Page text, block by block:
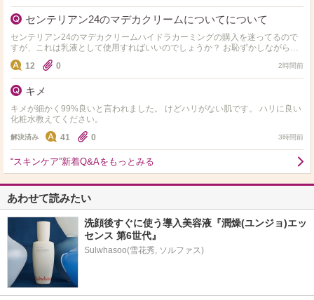
センテリアン24のマデカクリームについてについて
センテリアン24のマデカクリームハイドラカーミングの購入を迷ってるので
すが、これは乳液として使用すればいいのでしょうか？ お恥ずかしながら乳
液とクリームの違いがいまいちわからず、夜などに使用して…
12 0 2時間前
キメ
キメが細かく99%良いと言われました。 けどハリがない肌です。 ハリに良い
化粧水教えてください。
解決済み 41 0 3時間前
“スキンケア”新着Q&Aをもっとみる
あわせて読みたい
洗顔後すぐに使う導入美容液『潤燥(ユンジョ)エッ
センス 第6世代』